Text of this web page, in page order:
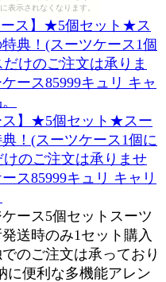
表示されなくなります。
ス】★5個セット★スー
！(スーツケース1個に
のご注文は承りませ
ス85999キュリ キャリ
ース5個セットスーツ
送時のみ1セット購入
のご注文は承っており
便利な多機能アレン